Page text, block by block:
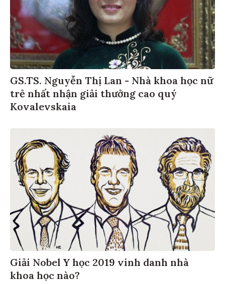
GS.TS. Nguyễn Thị Lan - Nhà khoa học nữ
trẻ nhất nhận giải thưởng cao quý
Kovalevskaia
Giải Nobel Y học 2019 vinh danh nhà
khoa học nào?